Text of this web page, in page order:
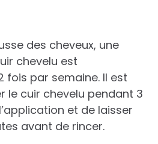
des cheveux, une
chevelu est
fois par semaine. Il est
le cuir chevelu pendant 3
et de laisser
avant de rincer.